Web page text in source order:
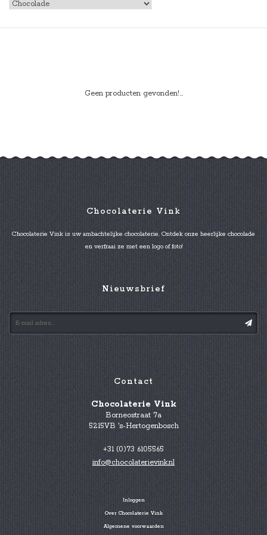
Geen producten gevonden!...
Chocolaterie Vink
Chocolaterie Vink is uw ambachtelijke chocolaterie. Ontdek onze heerlijke chocolade
en verfraai ze met een logo of foto!
Nieuwsbrief
Contact
Chocolaterie Vink
Borneostraat 7a
5215VB 's-Hertogenbosch
+31 (0)73 6105565
info@chocolaterievink.nl
Inloggen
Over Chocolaterie Vink
Algemene voorwaarden